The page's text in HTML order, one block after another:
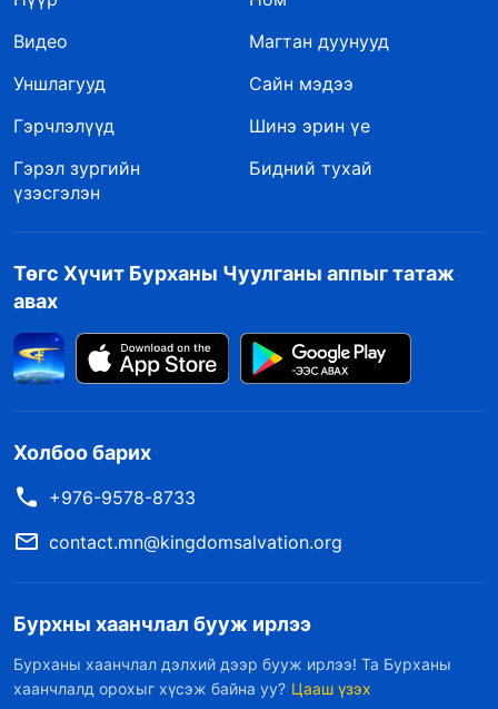
Видео
Магтан дуунууд
Уншлагууд
Сайн мэдээ
Гэрчлэлүүд
Шинэ эрин үе
Гэрэл зургийн
үзэсгэлэн
Бидний тухай
Төгс Хүчит Бурханы Чуулганы аппыг татаж
авах
Холбоо барих
+976-9578-8733
contact.mn@kingdomsalvation.org
Бурхны хаанчлал бууж ирлээ
Бурханы хаанчлал дэлхий дээр бууж ирлээ! Та Бурханы
хаанчлалд орохыг хүсэж байна уу? Цааш үзэх